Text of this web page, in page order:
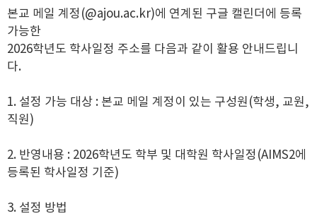
본교 메일 계정(@ajou.ac.kr)에 연계된 구글 캘린더에 등록
가능한
2026학년도 학사일정 주소를 다음과 같이 활용 안내드립니
다.
1. 설정 가능 대상 : 본교 메일 계정이 있는 구성원(학생, 교원,
직원)
2. 반영내용 : 2026학년도 학부 및 대학원 학사일정(AIMS2에
등록된 학사일정 기준)
3. 설정 방법